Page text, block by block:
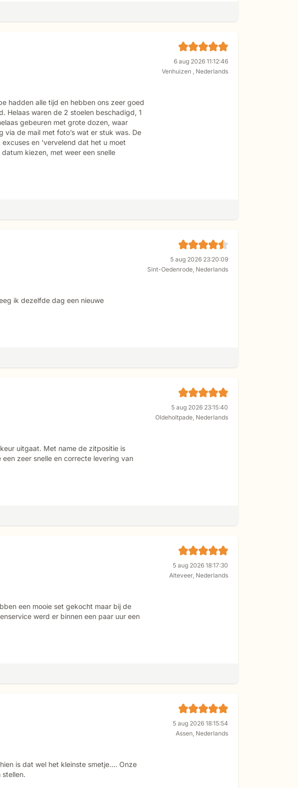
hadden alle tijd en hebben ons zeer goed
Helaas waren de 2 stoelen beschadigd, 1
gebeuren met grote dozen, waar
de mail met foto’s wat er stuk was. De
en ‘vervelend dat het u moet
kiezen, met weer een snelle
6 aug 2026 11:12:46
Venhuizen , Nederlands
ik dezelfde dag een nieuwe
5 aug 2026 23:20:09
Sint-Oedenrode, Nederlands
uitgaat. Met name de zitpositie is
zeer snelle en correcte levering van
5 aug 2026 23:15:40
Oldeholtpade, Nederlands
een mooie set gekocht maar bij de
werd er binnen een paar uur een
5 aug 2026 18:17:30
Alteveer, Nederlands
is dat wel het kleinste smetje…. Onze
5 aug 2026 18:15:54
Assen, Nederlands